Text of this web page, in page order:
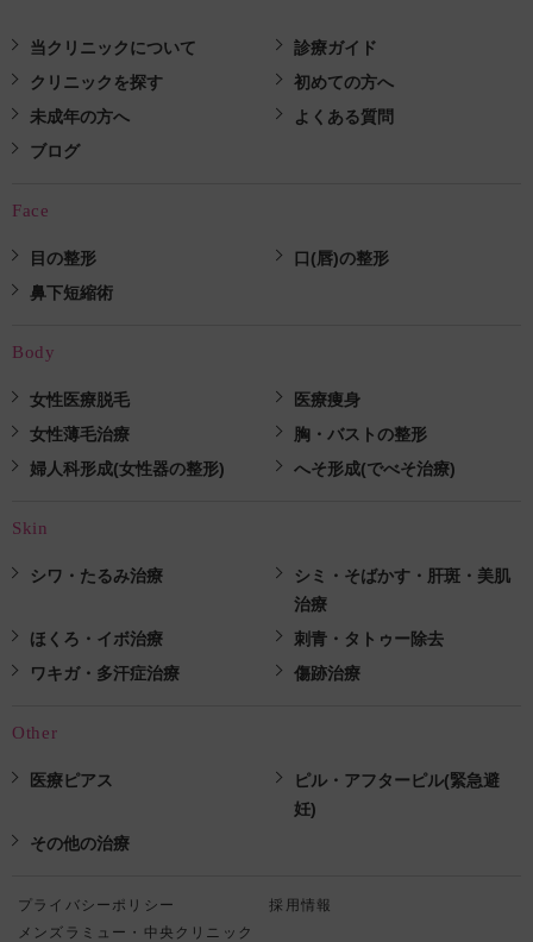
当クリニックについて
診療ガイド
クリニックを探す
初めての方へ
未成年の方へ
よくある質問
ブログ
Face
目の整形
口(唇)の整形
鼻下短縮術
Body
女性医療脱毛
医療痩身
女性薄毛治療
胸・バストの整形
婦人科形成(女性器の整形)
へそ形成(でべそ治療)
Skin
シワ・たるみ治療
シミ・そばかす・肝斑・美肌
治療
ほくろ・イボ治療
刺青・タトゥー除去
ワキガ・多汗症治療
傷跡治療
Other
医療ピアス
ピル・アフターピル(緊急避
妊)
その他の治療
プライバシーポリシー
採用情報
メンズラミュー・中央クリニック